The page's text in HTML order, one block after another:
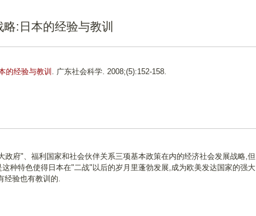
分
:日本的经验与教训
的经验与教训 . 广东社会科学. 2008;(5):152-158.
府"、福利国家和社会伙伴关系三项基本政策在内的经济社会发展战略,但
种特色使得日本在"二战"以后的岁月里蓬勃发展,成为欧美发达国家的强大
经验也有教训的.